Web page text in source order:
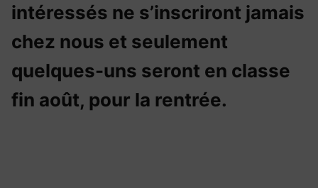
intéressés ne s’inscriront jamais
chez nous et seulement
quelques-uns seront en classe
fin août, pour la rentrée.